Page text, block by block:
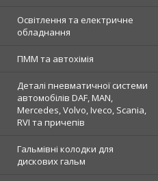
Освітлення та електричне
обладнання
ПММ та автохімія
Деталі пневматичної системи
автомобілів DAF, MAN,
Mercedes, Volvo, Iveco, Scania,
RVI та причепів
Гальмівні колодки для
дискових гальм